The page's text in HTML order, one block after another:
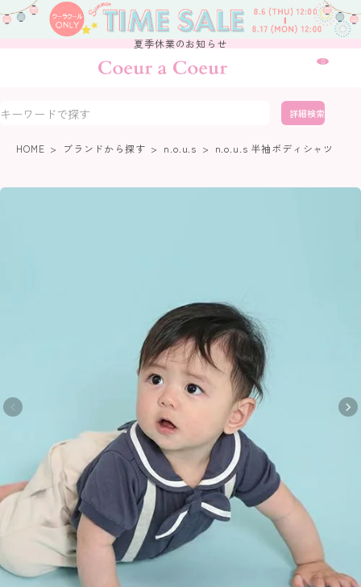
夏季休業のお知らせ
0
詳細検索
HOME ブランドから探す n.o.u.s n.o.u.s 半袖ボディシャツ